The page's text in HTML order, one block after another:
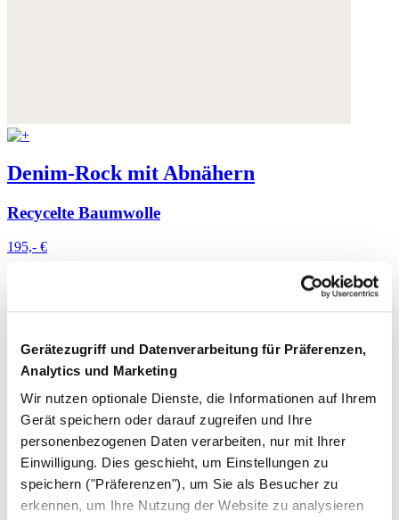
Gerätezugriff und Datenverarbeitung für Präferenzen,
Analytics und Marketing
Wir nutzen optionale Dienste, die Informationen auf Ihrem
Gerät speichern oder darauf zugreifen und Ihre
personenbezogenen Daten verarbeiten, nur mit Ihrer
Einwilligung. Dies geschieht, um Einstellungen zu
speichern ("Präferenzen"), um Sie als Besucher zu
erkennen, um Ihre Nutzung der Website zu analysieren
Denim-Rock mit Abnähern
Recycelte Baumwolle
195,- €